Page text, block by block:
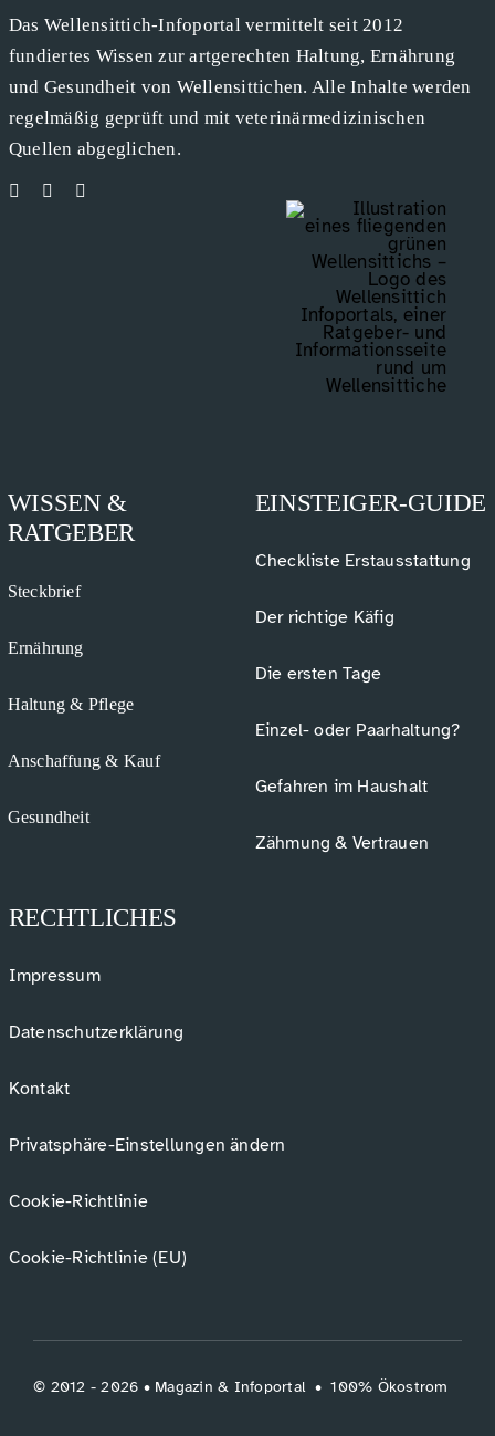
Das Wellensittich-Infoportal vermittelt seit 2012
fundiertes Wissen zur artgerechten Haltung, Ernährung
und Gesundheit von Wellensittichen. Alle Inhalte werden
regelmäßig geprüft und mit veterinärmedizinischen
Quellen abgeglichen.
WISSEN &
RATGEBER
Steckbrief
Ernährung
Haltung & Pflege
Anschaffung & Kauf
Gesundheit
EINSTEIGER-GUIDE
Checkliste Erstausstattung
Der richtige Käfig
Die ersten Tage
Einzel- oder Paarhaltung?
Gefahren im Haushalt
Zähmung & Vertrauen
RECHTLICHES
Impressum
Datenschutzerklärung
Kontakt
Privatsphäre-Einstellungen ändern
Cookie-Richtlinie
Cookie-Richtlinie (EU)
© 2012 - 2026 • Magazin & Infoportal•100% Ökostrom